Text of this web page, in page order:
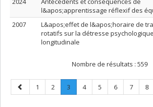
l&apos;apprentissage réflexif des
2007
L&apos;effet de l&apos;horaire de
rotatifs sur la détresse
longitudinale
Nombre de résultats : 559
Page
précédente
Page
1 Page
2 Page
3
Page
Page
4 Page
5 Page
6 Page
7 8